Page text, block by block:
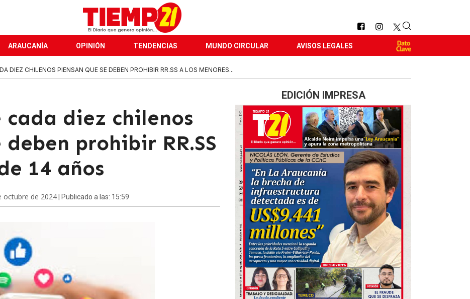
ARAUCANÍA OPINIÓN TENDENCIAS MUNDO CIRCULAR AVISOS LEGALES
DIEZ CHILENOS PIENSAN QUE SE DEBEN PROHIBIR RR.SS A LOS MENORES...
cada diez chilenos
prohibir RR.SS
14 años
octubre de 2024 | Publicado a las: 15:59
EDICIÓN IMPRESA